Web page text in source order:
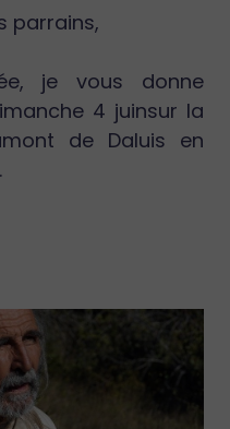
parrains,
je vous donne
4 juinsur la
de Daluis en